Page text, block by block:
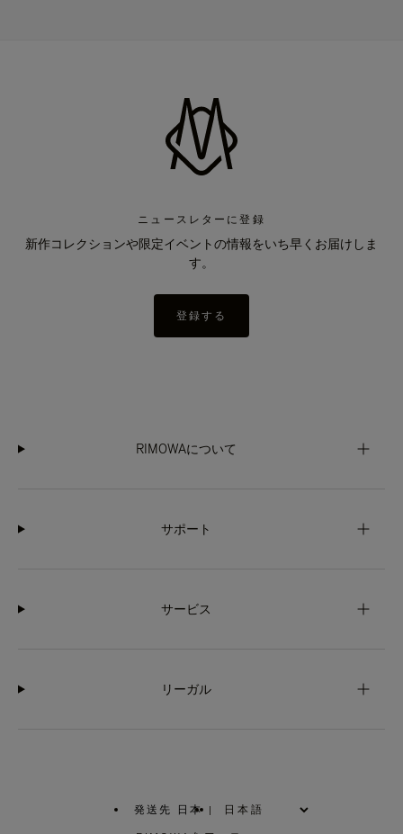
ニュースレターに登録
新作コレクションや限定イベントの情報をいち早くお届けしま
す。
登録する
RIMOWAについて
サポート
サービス
リーガル
発送先 日本 |